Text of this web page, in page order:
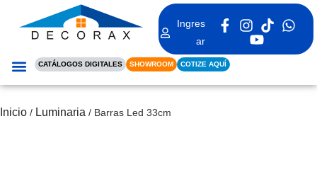
Ingres
ar
CATÁLOGOS DIGITALES SHOWROOM COTIZE AQUÍ
Inicio / Luminaria / Barras Led 33cm